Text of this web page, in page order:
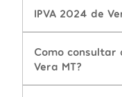
IPVA 2024 de
Como consultar
Vera MT?